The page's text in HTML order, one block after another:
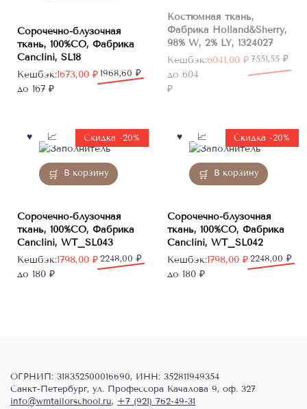
Сорочечно-блузочная
ткань, 100%CO, Фабрика
Canclini, SL18
1968,60 ₽
Первоначальная
цена
1673,00 ₽
Текущая
цена:
Кешбэк:
до 167 ₽
Костюмная ткань,
Фабрика Holland&Sherry,
98% W, 2% LY, 1324027
7551,55 ₽
Первоначальная
цена
составляла
6041,00 ₽
Текущая
цена:
6041,00 ₽.
Кешбэк:
до 604
₽
В корзину
Скидка -20%
Сорочечно-блузочная
ткань, 100%CO, Фабрика
Canclini, WT_SL043
2248,00 ₽
Первоначальная
цена
1798,00 ₽
Текущая
цена:
Кешбэк:
до 180 ₽
В корзину
Скидка -20%
Сорочечно-блузочная
ткань, 100%CO, Фабрика
Canclini, WT_SL042
2248,00 ₽
Первоначальная
цена
1798,00 ₽
Текущая
цена:
Кешбэк:
до 180 ₽
ОГРНИП: 318352500016690, ИНН: 352811949354
Санкт-Петербург, ул. Профессора Качалова 9, оф. 327
info@wmtailorschool.ru, +7 (921) 762-49-31